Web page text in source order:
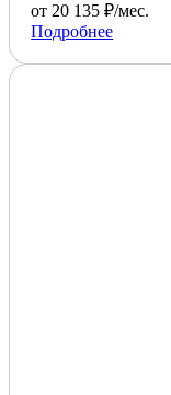
от 20 135 ₽/мес.
Подробнее